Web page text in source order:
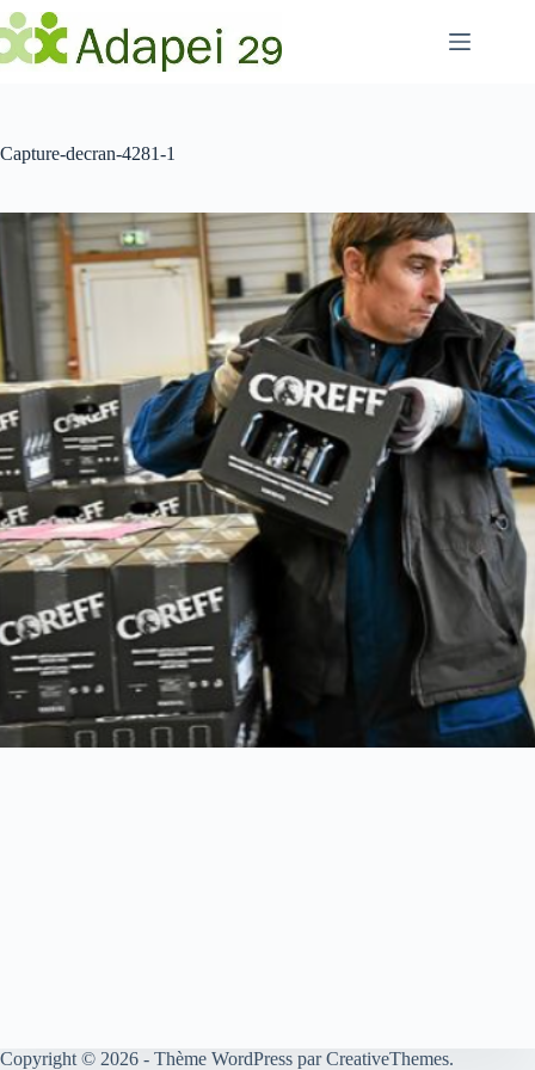
Passer
au
contenu
Capture-decran-4281-1
Copyright © 2026 - Thème WordPress parCreativeThemes.